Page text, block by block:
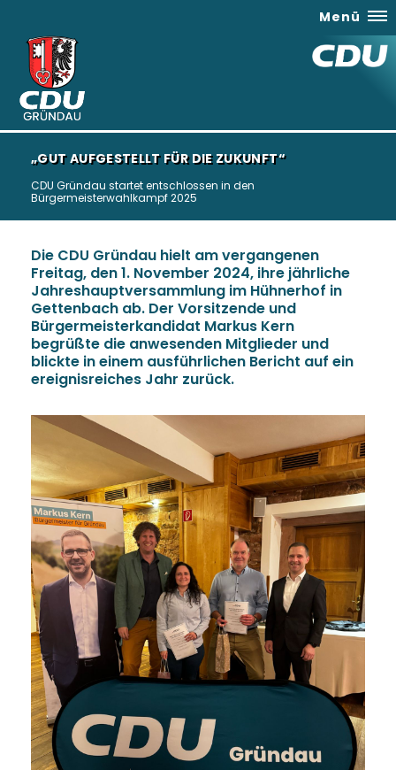
Menü
GUT AUFGESTELLT FÜR DIE ZUKUNFT“
CDU Gründau startet entschlossen in den
Bürgermeisterwahlkampf 2025
Die CDU Gründau hielt am vergangenen
Freitag, den 1. November 2024, ihre jährliche
Jahreshauptversammlung im Hühnerhof in
Gettenbach ab. Der Vorsitzende und
Bürgermeisterkandidat Markus Kern
begrüßte die anwesenden Mitglieder und
blickte in einem ausführlichen Bericht auf ein
ereignisreiches Jahr zurück.